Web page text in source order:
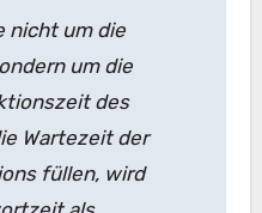
nicht um die
um die
des
Wartezeit der
füllen, wird